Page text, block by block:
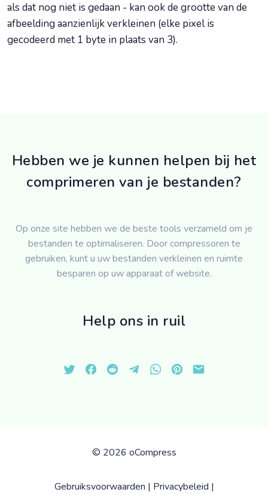
als dat nog niet is gedaan - kan ook de grootte van de
afbeelding aanzienlijk verkleinen (elke pixel is
gecodeerd met 1 byte in plaats van 3).
Hebben we je kunnen helpen bij het
comprimeren van je bestanden?
Op onze site hebben we de beste tools verzameld om je
bestanden te optimaliseren. Door compressoren te
gebruiken, kunt u uw bestanden verkleinen en ruimte
besparen op uw apparaat of website.
Help ons in ruil
© 2026 oCompress
Gebruiksvoorwaarden | Privacybeleid |